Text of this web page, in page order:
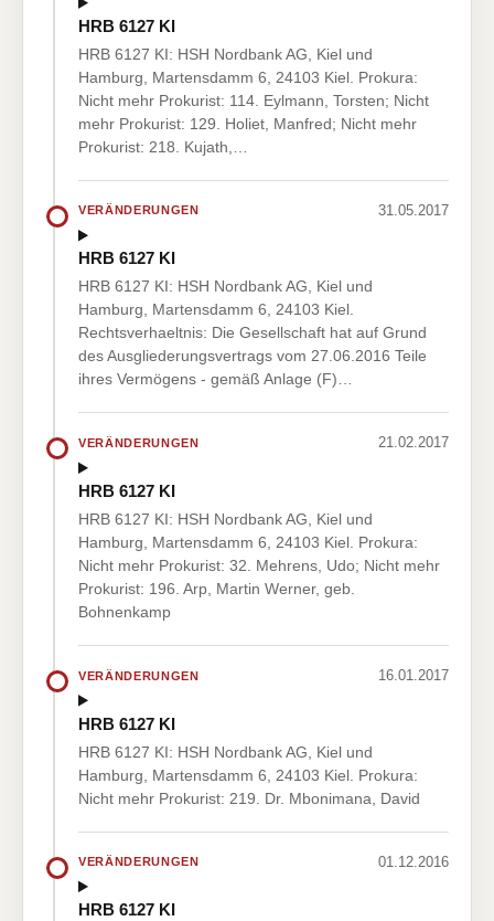
HRB 6127 KI
HRB 6127 KI: HSH Nordbank AG, Kiel und
Hamburg, Martensdamm 6, 24103 Kiel. Prokura:
Nicht mehr Prokurist: 114. Eylmann, Torsten; Nicht
mehr Prokurist: 129. Holiet, Manfred; Nicht mehr
Prokurist: 218. Kujath,…
VERÄNDERUNGEN 31.05.2017
HRB 6127 KI
HRB 6127 KI: HSH Nordbank AG, Kiel und
Hamburg, Martensdamm 6, 24103 Kiel.
Rechtsverhaeltnis: Die Gesellschaft hat auf Grund
des Ausgliederungsvertrags vom 27.06.2016 Teile
ihres Vermögens - gemäß Anlage (F)…
VERÄNDERUNGEN 21.02.2017
HRB 6127 KI
HRB 6127 KI: HSH Nordbank AG, Kiel und
Hamburg, Martensdamm 6, 24103 Kiel. Prokura:
Nicht mehr Prokurist: 32. Mehrens, Udo; Nicht mehr
Prokurist: 196. Arp, Martin Werner, geb.
Bohnenkamp
VERÄNDERUNGEN 16.01.2017
HRB 6127 KI
HRB 6127 KI: HSH Nordbank AG, Kiel und
Hamburg, Martensdamm 6, 24103 Kiel. Prokura:
Nicht mehr Prokurist: 219. Dr. Mbonimana, David
VERÄNDERUNGEN 01.12.2016
HRB 6127 KI